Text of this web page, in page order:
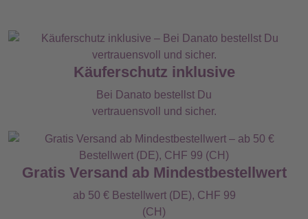
Käuferschutz inklusive
Bei Danato bestellst Du
vertrauensvoll und sicher.
Gratis Versand ab Mindestbestellwert
ab 50 € Bestellwert (DE), CHF 99
(CH)